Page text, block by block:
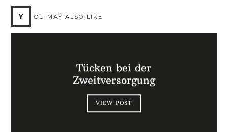
Y OU MAY ALSO LIKE
Tücken bei der
Zweitversorgung
VIEW POST